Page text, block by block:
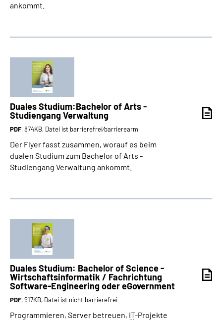
ankommt.
Duales Studium:Bachelor of Arts -
Studiengang Verwaltung
PDF, 874KB, Datei ist barrierefrei⁄barrierearm
Der Flyer fasst zusammen, worauf es beim
dualen Studium zum Bachelor of Arts -
Studiengang Verwaltung ankommt.
Duales Studium: Bachelor of Science-
Wirtschaftsinformatik / Fachrichtung
Software-EngineeringodereGovernment
PDF, 917KB, Datei ist nicht barrierefrei
Programmieren, Server betreuen, IT-Projekte